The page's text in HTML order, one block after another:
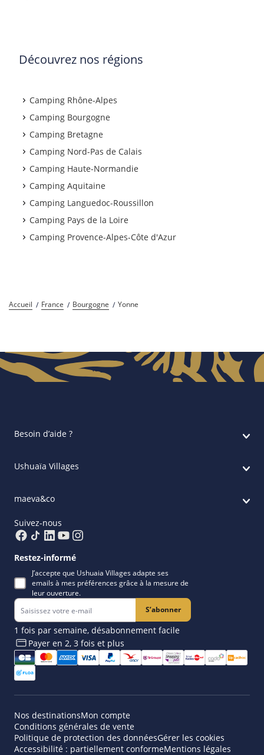
Découvrez nos régions
Camping Rhône-Alpes
Camping Bourgogne
Camping Bretagne
Camping Nord-Pas de Calais
Camping Haute-Normandie
Camping Aquitaine
Camping Languedoc-Roussillon
Camping Pays de la Loire
Camping Provence-Alpes-Côte d'Azur
Accueil France Bourgogne Yonne
Besoin d’aide ?
Ushuaïa Villages
maeva&co
Suivez-nous
Restez-informé
J’accepte que Ushuaia Villages adapte ses
emails à mes préférences grâce à la mesure de
leur ouverture.
S’abonner
1 fois par semaine, désabonnement facile
Payer en 2, 3 fois et plus​
Nos destinationsMon compte
Conditions générales de vente
Politique de protection des donnéesGérer les cookies
Accessibilité : partiellement conformeMentions légales